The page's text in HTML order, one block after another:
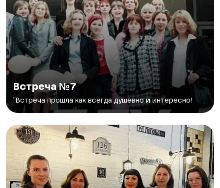
Встреча №7
"Встреча прошла как всегда душевно и интересно!